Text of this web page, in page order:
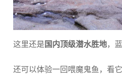
这里还是国内顶级潜水胜地，
还可以体验一回喂魔鬼鱼，看